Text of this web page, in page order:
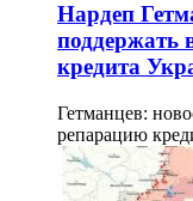
Нардеп
поддержать
кредита
Гетманцев:
репарацию